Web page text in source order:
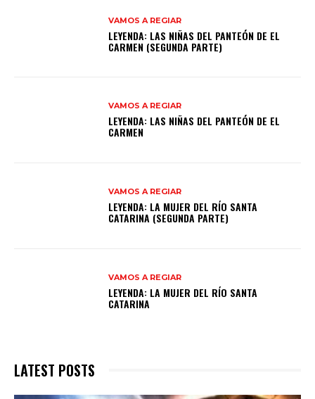
VAMOS A REGIAR
LEYENDA: LAS NIÑAS DEL PANTEÓN DE EL
CARMEN (SEGUNDA PARTE)
VAMOS A REGIAR
LEYENDA: LAS NIÑAS DEL PANTEÓN DE EL
CARMEN
VAMOS A REGIAR
LEYENDA: LA MUJER DEL RÍO SANTA
CATARINA (SEGUNDA PARTE)
VAMOS A REGIAR
LEYENDA: LA MUJER DEL RÍO SANTA
CATARINA
LATEST POSTS